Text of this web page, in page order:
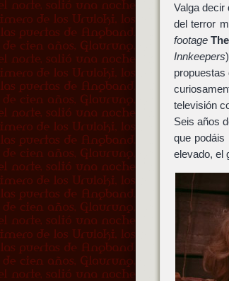
Valga decir
del terror
footage
Innkeepers
televisión
Seis años
que
elevado, el